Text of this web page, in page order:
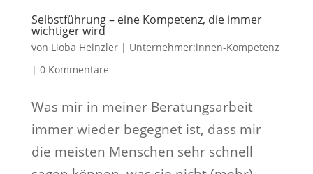
Selbstführung – eine Kompetenz, die immer
wichtiger wird
von Lioba Heinzler| Unternehmer:innen-Kompetenz
| 0 Kommentare
Was mir in meiner Beratungsarbeit
immer wieder begegnet ist, dass mir
die meisten Menschen sehr schnell